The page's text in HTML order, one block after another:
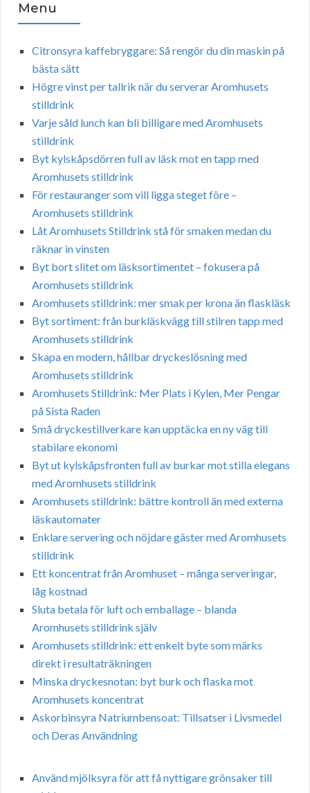
Menu
Citronsyra kaffebryggare: Så rengör du din maskin på
bästa sätt
Högre vinst per tallrik när du serverar Aromhusets
stilldrink
Varje såld lunch kan bli billigare med Aromhusets
stilldrink
Byt kylskåpsdörren full av läsk mot en tapp med
Aromhusets stilldrink
För restauranger som vill ligga steget före –
Aromhusets stilldrink
Låt Aromhusets Stilldrink stå för smaken medan du
räknar in vinsten
Byt bort slitet om läsksortimentet – fokusera på
Aromhusets stilldrink
Aromhusets stilldrink: mer smak per krona än flaskläsk
Byt sortiment: från burkläskvägg till stilren tapp med
Aromhusets stilldrink
Skapa en modern, hållbar dryckeslösning med
Aromhusets stilldrink
Aromhusets Stilldrink: Mer Plats i Kylen, Mer Pengar
på Sista Raden
Små dryckestillverkare kan upptäcka en ny väg till
stabilare ekonomi
Byt ut kylskåpsfronten full av burkar mot stilla elegans
med Aromhusets stilldrink
Aromhusets stilldrink: bättre kontroll än med externa
läskautomater
Enklare servering och nöjdare gäster med Aromhusets
stilldrink
Ett koncentrat från Aromhuset – många serveringar,
låg kostnad
Sluta betala för luft och emballage – blanda
Aromhusets stilldrink själv
Aromhusets stilldrink: ett enkelt byte som märks
direkt i resultaträkningen
Minska dryckesnotan: byt burk och flaska mot
Aromhusets koncentrat
Askorbinsyra Natriumbensoat: Tillsatser i Livsmedel
och Deras Användning
Använd mjölksyra för att få nyttigare grönsaker till